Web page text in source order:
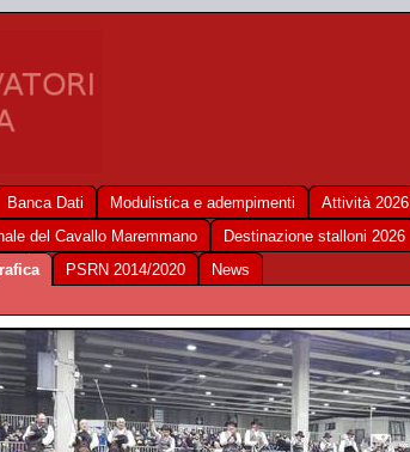
Banca Dati Modulistica e adempimenti Attività 2026
del Cavallo Maremmano Destinazione stalloni 2026
PSRN 2014/2020 News